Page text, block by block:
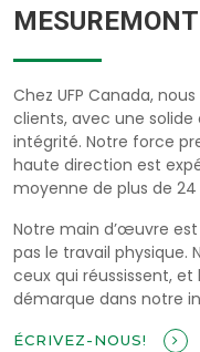
Chez UFP Canada,
clients, avec une
intégrité. Notre force
haute direction est
moyenne de plus de 24
Notre main d’œuvre
pas le travail physique.
ceux qui réussissent,
démarque dans notre
ÉCRIVEZ-NOUS!